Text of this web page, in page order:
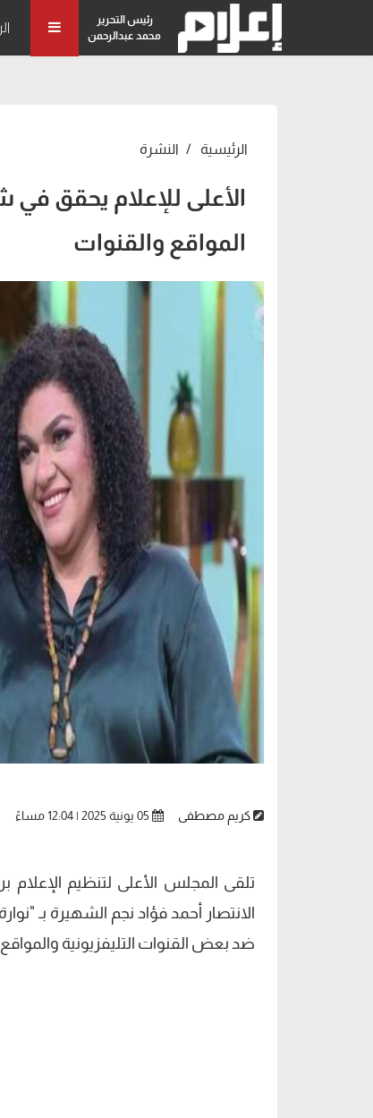
رئيس التحرير
محمد عبدالرحمن
الرئيسية النشرة
الأعلى للإعلام يحقق
المواقع والقنوات
كريم مصطفى
تلقى المجلس الأعلى لتنظيم
الانتصار أحمد فؤاد نجم الشهيرة بـ
ضد بعض القنوات التليفزيونية والمواقع